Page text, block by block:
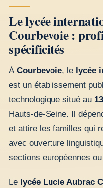
Le lycée
Courbevoie :
spécificités
À Courbevoie, le lycée
est un établissement
technologique situé au
Hauts-de-Seine. Il
et attire les familles qui
avec ouverture
sections européennes
Le lycée Lucie Aubrac